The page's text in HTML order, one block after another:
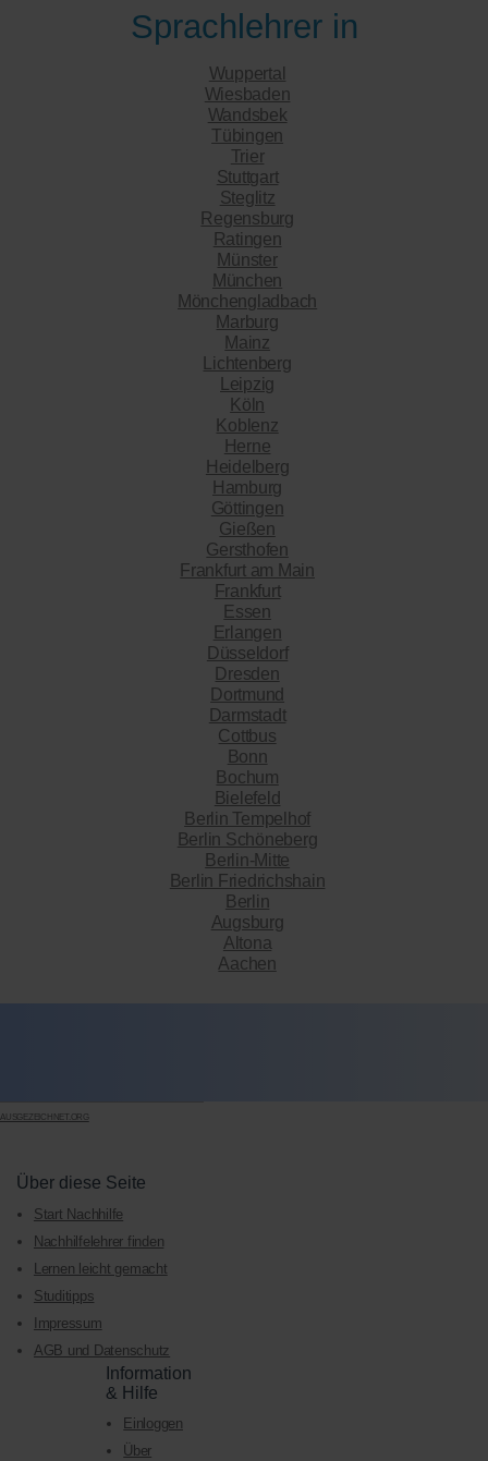
Sprachlehrer in
Wuppertal
Wiesbaden
Wandsbek
Tübingen
Trier
Stuttgart
Steglitz
Regensburg
Ratingen
Münster
München
Mönchengladbach
Marburg
Mainz
Lichtenberg
Leipzig
Köln
Koblenz
Herne
Heidelberg
Hamburg
Göttingen
Gießen
Gersthofen
Frankfurt am Main
Frankfurt
Essen
Erlangen
Düsseldorf
Dresden
Dortmund
Darmstadt
Cottbus
Bonn
Bochum
Bielefeld
Berlin Tempelhof
Berlin Schöneberg
Berlin-Mitte
Berlin Friedrichshain
Berlin
Augsburg
Altona
Aachen
AUSGEZEICHNET.ORG
Über diese Seite
Start Nachhilfe
Nachhilfelehrer finden
Lernen leicht gemacht
Studitipps
Impressum
AGB und Datenschutz
Information
& Hilfe
Einloggen
Über